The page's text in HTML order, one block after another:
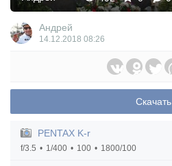
Андрей
14.12.2018 08:26
Скачать
PENTAX K-r
f/3.5 1/400 100 1800/100